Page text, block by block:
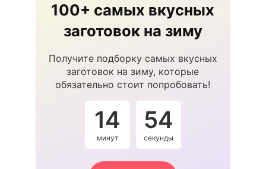
100+ самых вкусных
заготовок на зиму
Получите подборку самых вкусных
заготовок на зиму, которые
обязательно стоит попробовать!
14
минут
53
секунды